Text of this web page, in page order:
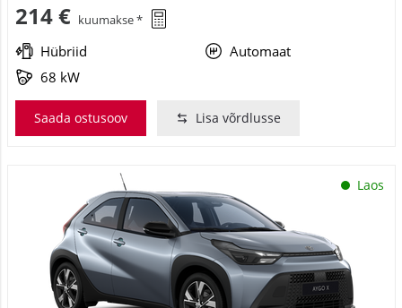
214 € kuumakse *
Hübriid
Automaat
68 kW
Saada ostusoov Lisa võrdlusse
Laos